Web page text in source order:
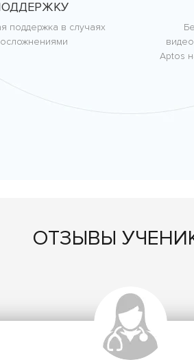
поддержка в случаях
Aptos
ОТЗЫВЫ